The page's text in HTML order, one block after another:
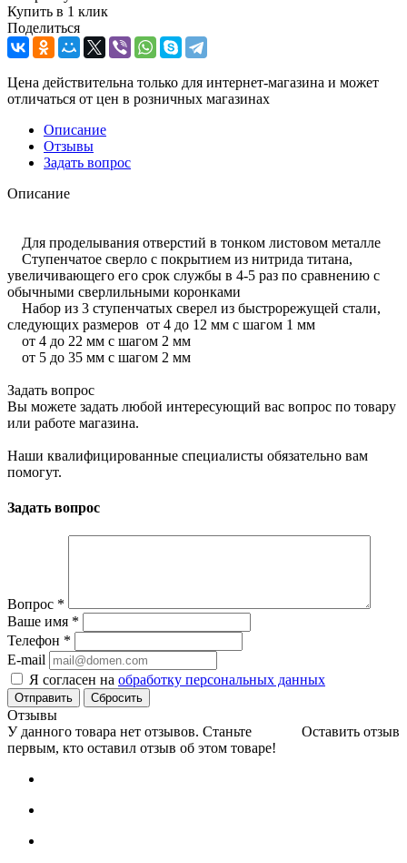
Купить в 1 клик
Поделиться
Цена действительна только для интернет-магазина и может
отличаться от цен в розничных магазинах
Описание
Отзывы
Задать вопрос
Описание
Для проделывания отверстий в тонком листовом металле
Ступенчатое сверло с покрытием из нитрида титана,
увеличивающего его срок службы в 4-5 раз по сравнению с
обычными сверлильными коронками
Набор из 3 ступенчатых сверел из быстрорежущей стали,
следующих размеров от 4 до 12 мм с шагом 1 мм
от 4 до 22 мм с шагом 2 мм
от 5 до 35 мм с шагом 2 мм
Задать вопрос
Вы можете задать любой интересующий вас вопрос по товару
или работе магазина.
Наши квалифицированные специалисты обязательно вам
помогут.
Задать вопрос
Вопрос *
Ваше имя *
Телефон *
E-mail
Я согласен на обработку персональных данных
Сбросить
Отзывы
Оставить отзыв
У данного товара нет отзывов. Станьте
первым, кто оставил отзыв об этом товаре!